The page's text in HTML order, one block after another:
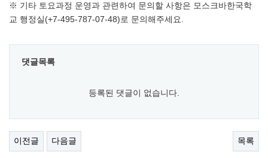
※ 기타 토요과정 운영과 관련하여 문의할 사항은 모스크바한국학
교 행정실(+7-495-787-07-48)로 문의해주세요.
댓글목록
등록된 댓글이 없습니다.
이전글 다음글 목록